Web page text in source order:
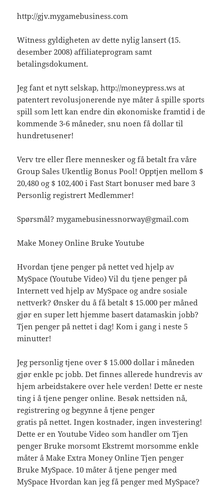
http://gjv.mygamebusiness.com
Witness gyldigheten av dette nylig lansert (15.
desember 2008) affiliateprogram samt
betalingsdokument.
Jeg fant et nytt selskap, http://moneypress.ws at
patentert revolusjonerende nye måter å spille sports
spill som lett kan endre din økonomiske framtid i de
kommende 3-6 måneder, snu noen få dollar til
hundretusener!
Verv tre eller flere mennesker og få betalt fra våre
Group Sales Ukentlig Bonus Pool! Opptjen mellom $
20,480 og $ 102,400 i Fast Start bonuser med bare 3
Personlig registrert Medlemmer!
Spørsmål? mygamebusinessnorway@gmail.com
Make Money Online Bruke Youtube
Hvordan tjene penger på nettet ved hjelp av
MySpace (Youtube Video) Vil du tjene penger på
Internett ved hjelp av MySpace og andre sosiale
nettverk? Ønsker du å få betalt $ 15.000 per måned
gjør en super lett hjemme basert datamaskin jobb?
Tjen penger på nettet i dag! Kom i gang i neste 5
minutter!
Jeg personlig tjene over $ 15.000 dollar i måneden
gjør enkle pc jobb. Det finnes allerede hundrevis av
hjem arbeidstakere over hele verden! Dette er neste
ting i å tjene penger online. Besøk nettsiden nå,
registrering og begynne å tjene penger
gratis på nettet. Ingen kostnader, ingen investering!
Dette er en Youtube Video som handler om Tjen
penger Bruke morsomt Ekstremt morsomme enkle
måter å Make Extra Money Online Tjen penger
Bruke MySpace. 10 måter å tjene penger med
MySpace Hvordan kan jeg få penger med MySpace?